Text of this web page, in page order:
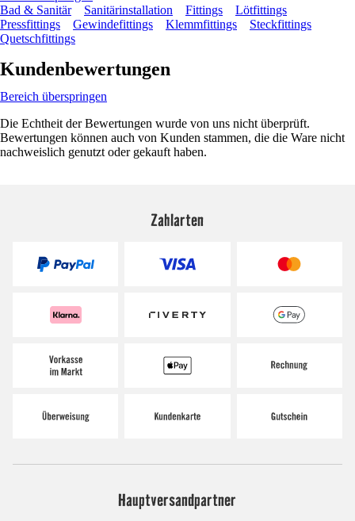
Bad & Sanitär
Sanitärinstallation Fittings
Lötfittings
Pressfittings
Gewindefittings Klemmfittings
Steckfittings
Quetschfittings
Kundenbewertungen
Bereich überspringen
Die Echtheit der Bewertungen wurde von uns nicht überprüft.
Bewertungen können auch von Kunden stammen, die die Ware nicht
nachweislich genutzt oder gekauft haben.
Zahlarten
Hauptversandpartner